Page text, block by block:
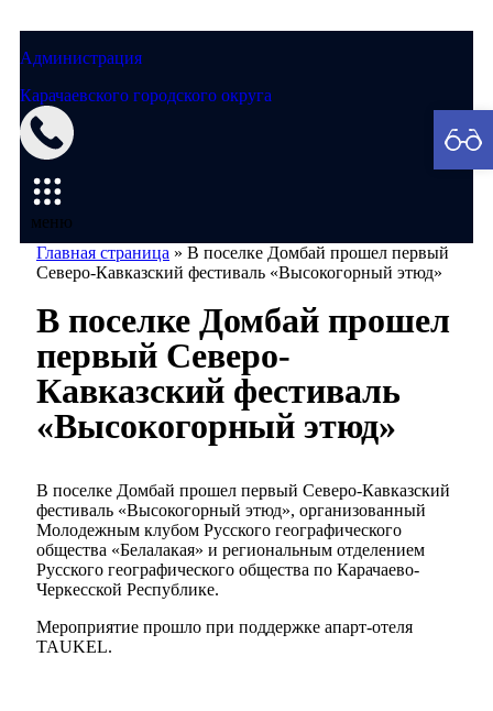
Администрация
Карачаевского городского округа
меню
Главная страница » В поселке Домбай прошел первый
Северо-Кавказский фестиваль «Высокогорный этюд»
В поселке Домбай прошел
первый Северо-
Кавказский фестиваль
«Высокогорный этюд»
В поселке Домбай прошел первый Северо-Кавказский
фестиваль «Высокогорный этюд», организованный
Молодежным клубом Русского географического
общества «Белалакая» и региональным отделением
Русского географического общества по Карачаево-
Черкесской Республике.
Мероприятие прошло при поддержке апарт-отеля
TAUKEL.
Мэрия